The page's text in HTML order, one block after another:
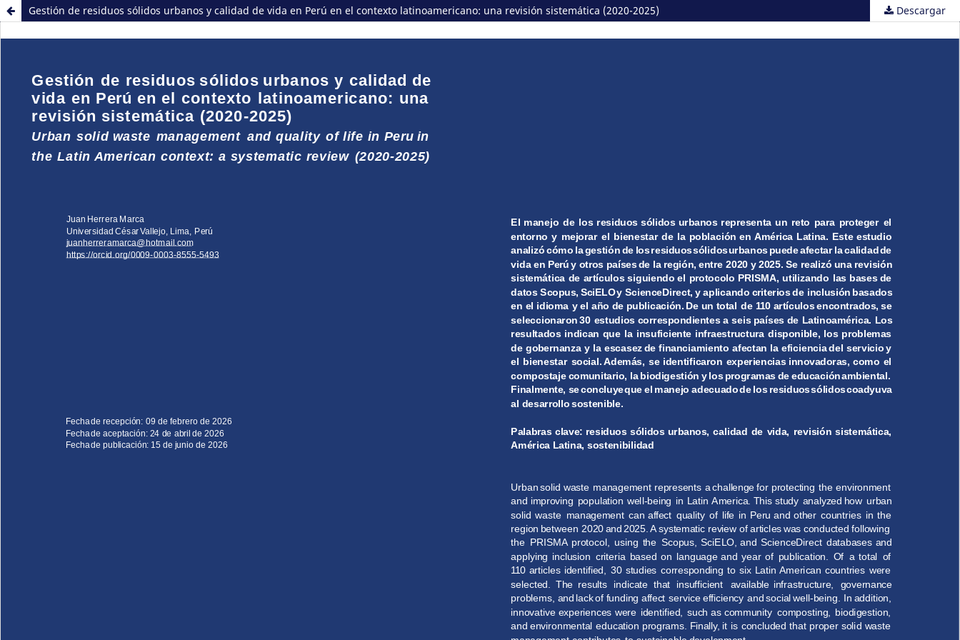
Gestión de residuos sólidos urbanos y calidad de vida en Perú en el contexto latinoamericano: una revisión sistemática (2020-2025) Descargar